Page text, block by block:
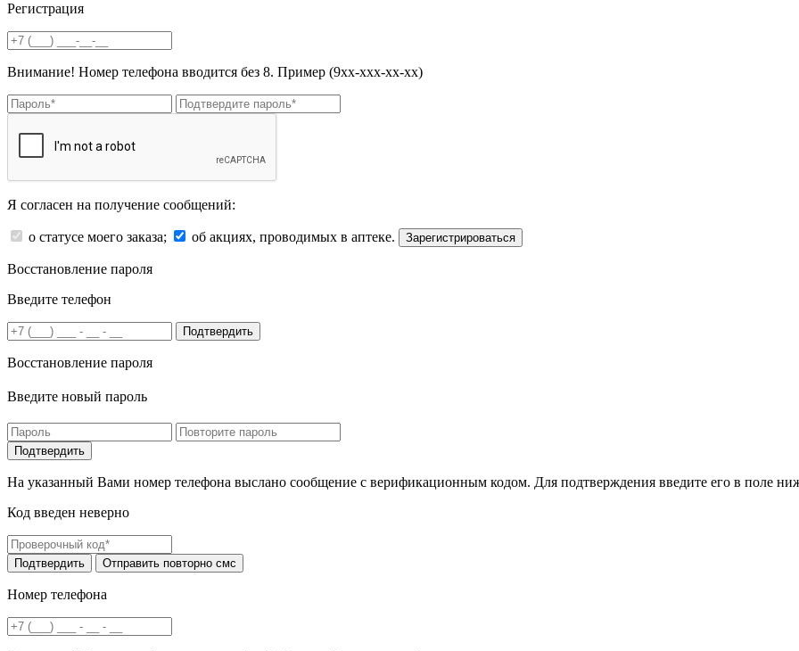
Регистрация
Внимание! Номер телефона вводится без 8. Пример (9хх-ххх-хх-хх)
Я согласен на получение сообщений:
о статусе моего заказа; об акциях, проводимых в аптеке. Зарегистрироваться
Восстановление пароля
Введите телефон
Подтвердить
Восстановление пароля
Введите новый пароль
На указанный Вами номер телефона выслано сообщение с верификационным кодом. Для подтверждения введите его в поле
Код введен неверно
Номер телефона